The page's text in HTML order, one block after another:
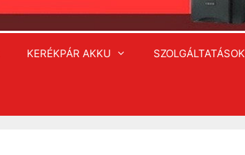
KERÉKPÁR AKKU SZOLGÁLTATÁSOK